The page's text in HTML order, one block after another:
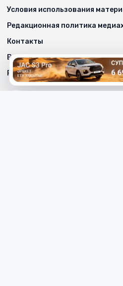
Условия использования
Редакционная политика
Контакты
Возрастные ограничения на
Реклама на сайте
Телефон редакции